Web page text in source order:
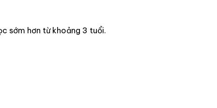
sớm hơn từ khoảng 3 tuổi.